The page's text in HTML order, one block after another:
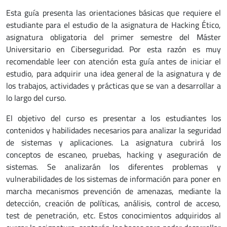
Esta guía presenta las orientaciones básicas que requiere el
estudiante para el estudio de la asignatura de Hacking Ético,
asignatura obligatoria del primer semestre del Máster
Universitario en Ciberseguridad. Por esta razón es muy
recomendable leer con atención esta guía antes de iniciar el
estudio, para adquirir una idea general de la asignatura y de
los trabajos, actividades y prácticas que se van a desarrollar a
lo largo del curso.
El objetivo del curso es presentar a los estudiantes los
contenidos y habilidades necesarios para analizar la seguridad
de sistemas y aplicaciones. La asignatura cubrirá los
conceptos de escaneo, pruebas, hacking y aseguración de
sistemas. Se analizarán los diferentes problemas y
vulnerabilidades de los sistemas de información para poner en
marcha mecanismos prevención de amenazas, mediante la
detección, creación de políticas, análisis, control de acceso,
test de penetración, etc. Estos conocimientos adquiridos al